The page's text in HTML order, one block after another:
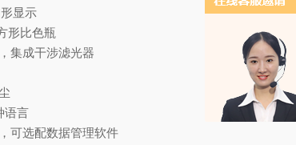
显示
形比色瓶
集成干涉滤光器
语言
可选配数据管理软件